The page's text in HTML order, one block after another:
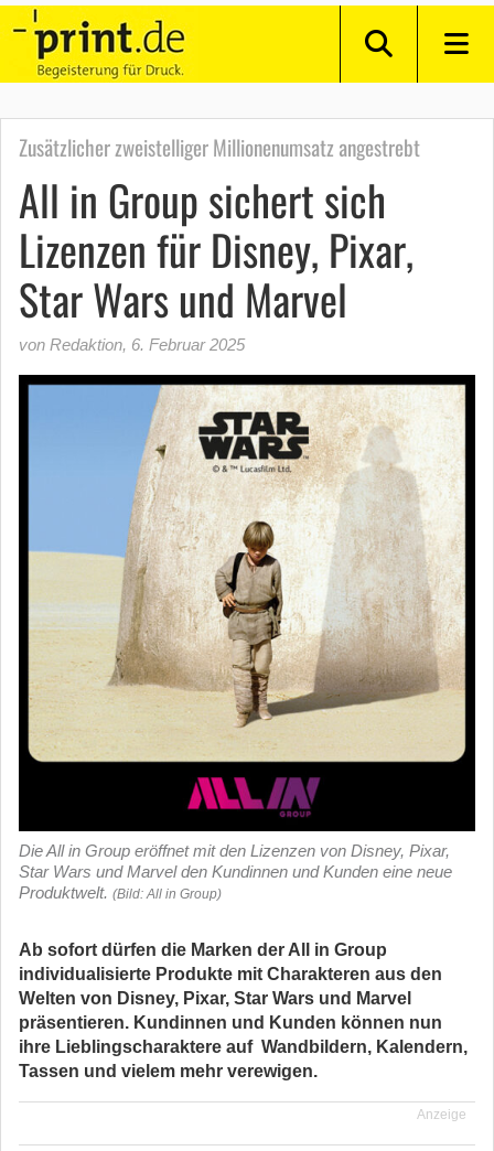
Zusätzlicher zweistelliger Millionenumsatz angestrebt
All in Group sichert sich
Lizenzen für Disney, Pixar,
Star Wars und Marvel
von Redaktion, 6. Februar 2025
Die All in Group eröffnet mit den Lizenzen von Disney, Pixar,
Star Wars und Marvel den Kundinnen und Kunden eine neue
Produktwelt. (Bild: All in Group)
Ab sofort dürfen die Marken der All in Group
individualisierte Produkte mit Charakteren aus den
Welten von Disney, Pixar, Star Wars und Marvel
präsentieren. Kundinnen und Kunden können nun
ihre Lieblingscharaktere auf Wandbildern, Kalendern,
Tassen und vielem mehr verewigen.
Anzeige